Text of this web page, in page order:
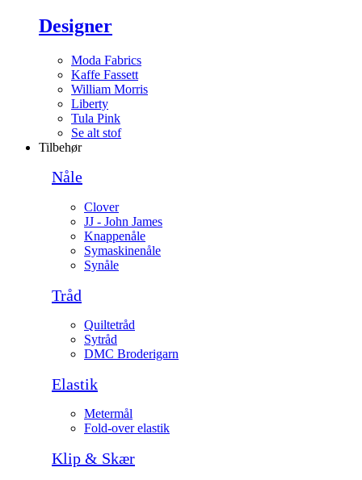
Designer
Moda Fabrics
Kaffe Fassett
William Morris
Liberty
Tula Pink
Se alt stof
Tilbehør
Nåle
Clover
JJ - John James
Knappenåle
Symaskinenåle
Synåle
Tråd
Quiltetråd
Sytråd
DMC Broderigarn
Elastik
Metermål
Fold-over elastik
Klip & Skær